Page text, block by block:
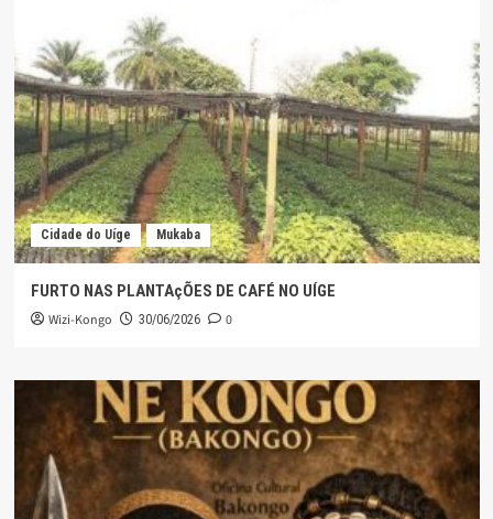
Cidade do Uíge Mukaba
FURTO NAS PLANTAçÕES DE CAFÉ NO UÍGE
Wizi-Kongo 30/06/2026 0